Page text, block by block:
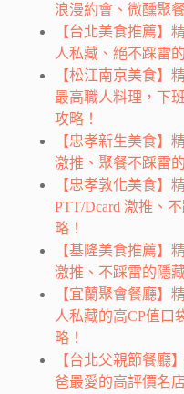
浪漫約會、微醺聚
【台北美食推薦】
人私藏、絕不踩雷
【松江南京美食】
最高職人料理，下
攻略！
【忠孝新生美食】
激推、聚餐不踩雷
【忠孝敦化美食】
PTT/Dcard 激推、
略！
【基隆美食推薦】
激推、不踩雷的隱
【宜蘭聚會餐廳】
人私藏的高CP值口
略！
【台北父親節餐廳
爸最愛的高評價名